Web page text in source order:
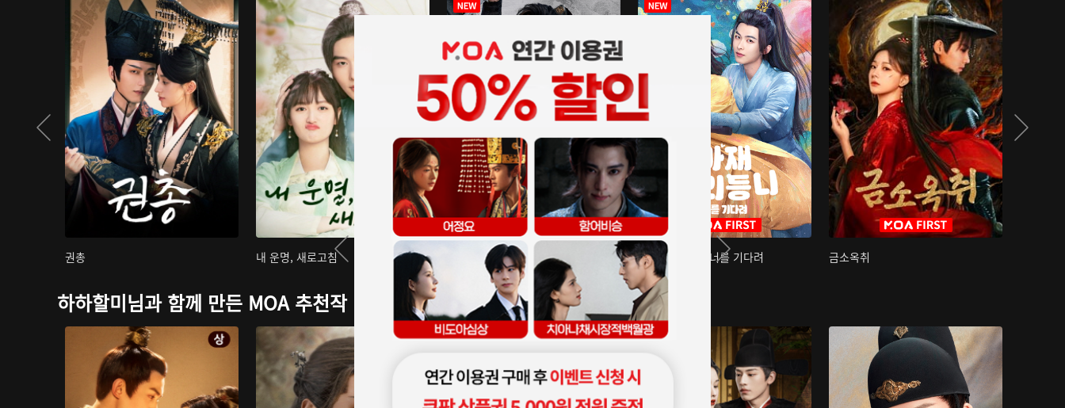
권총 내 운명, 새로고침 아재저리등니 : 너를 기다려 금소옥취
하하할미님과 함께 만든 MOA 추천작